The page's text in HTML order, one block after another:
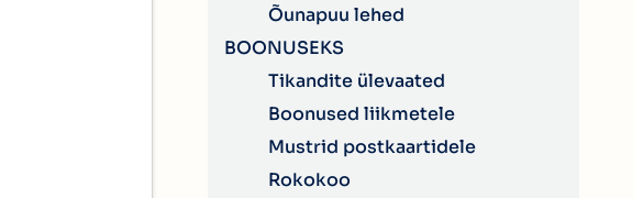
Õunapuu lehed
BOONUSEKS
Tikandite ülevaated
Boonused liikmetele
Mustrid postkaartidele
Rokokoo